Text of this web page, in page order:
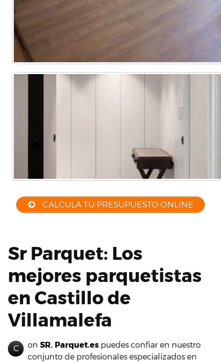
CALCULA TU PRESUPUESTO ONLINE
Sr Parquet: Los
mejores parquetistas
en Castillo de
Villamalefa
C on SR. Parquet.es puedes confiar en nuestro
conjunto de profesionales especializados en